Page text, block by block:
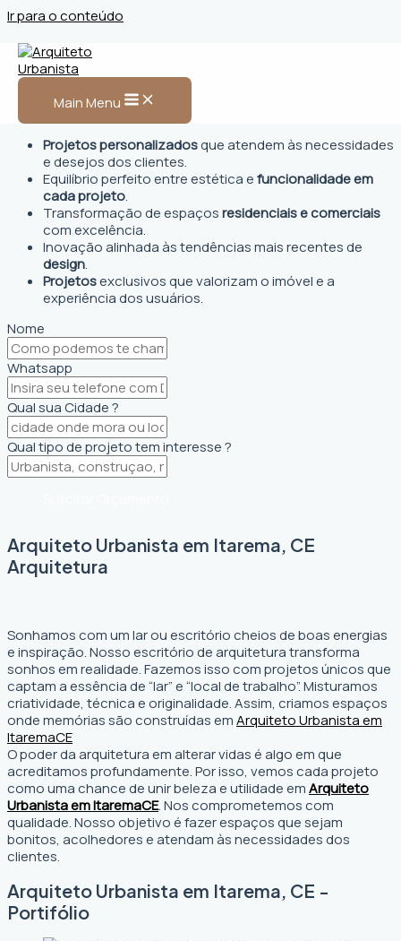
Ir para o conteúdo
Main Menu
Arquiteto Urbanista em
Itarema, CE
Projetos personalizadosque atendem às necessidades
e desejos dos clientes.
Equilíbrio perfeito entre estética efuncionalidade em
cada projeto.
Transformação de espaçosresidenciais e comerciais
com excelência.
Inovação alinhada às tendências mais recentes de
design.
Projetosexclusivos que valorizam o imóvel e a
experiência dos usuários.
Nome
Whatsapp
Qual sua Cidade ?
Qual tipo de projeto tem interesse ?
Arquiteto Urbanista em Itarema, CE
Arquitetura
Sonhamos com um lar ou escritório cheios de boas energias
e inspiração. Nosso escritório de arquitetura transforma
sonhos em realidade. Fazemos isso com projetos únicos que
captam a essência de “lar” e “local de trabalho”. Misturamos
criatividade, técnica e originalidade. Assim, criamos espaços
onde memórias são construídas emArquiteto Urbanista em
ItaremaCE
O poder da arquitetura em alterar vidas é algo em que
acreditamos profundamente. Por isso, vemos cada projeto
como uma chance de unir beleza e utilidade emArquiteto
Urbanista em ItaremaCE. Nos comprometemos com
qualidade. Nosso objetivo é fazer espaços que sejam
bonitos, acolhedores e atendam às necessidades dos
clientes.
Arquiteto Urbanista em Itarema, CE -
Portifólio